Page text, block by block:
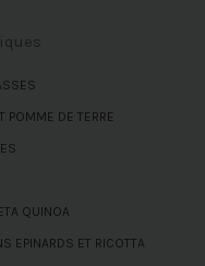
POMME DE TERRE
QUINOA
EPINARDS ET RICOTTA